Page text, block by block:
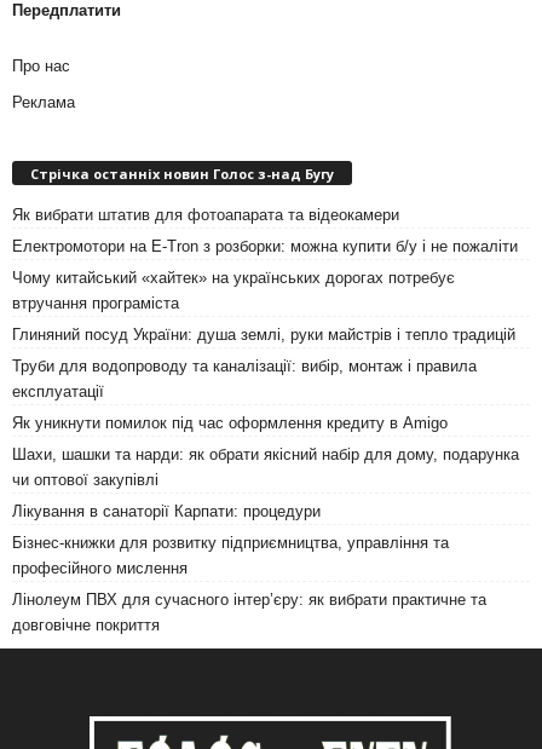
Передплатити
Про нас
Реклама
Стрічка останніх новин Голос з-над Бугу
Як вибрати штатив для фотоапарата та відеокамери
Електромотори на E-Tron з розборки: можна купити б/у і не пожаліти
Чому китайський «хайтек» на українських дорогах потребує
втручання програміста
Глиняний посуд України: душа землі, руки майстрів і тепло традицій
Труби для водопроводу та каналізації: вибір, монтаж і правила
експлуатації
Як уникнути помилок під час оформлення кредиту в Amigo
Шахи, шашки та нарди: як обрати якісний набір для дому, подарунка
чи оптової закупівлі
Лікування в санаторії Карпати: процедури
Бізнес-книжки для розвитку підприємництва, управління та
професійного мислення
Лінолеум ПВХ для сучасного інтер’єру: як вибрати практичне та
довговічне покриття